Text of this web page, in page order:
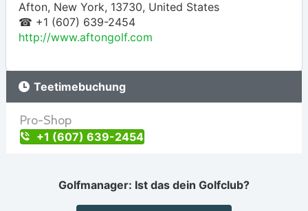
Afton, New York, 13730, United States
☎ +1 (607) 639-2454
http://www.aftongolf.com
Teetimebuchung
Pro-Shop
+1 (607) 639-2454
Golfmanager: Ist das dein Golfclub?